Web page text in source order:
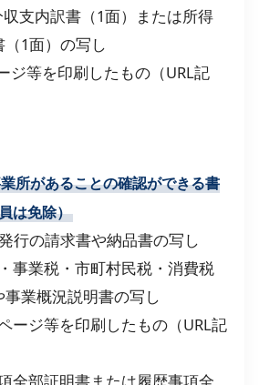
内訳書（1面）または所得
1面）の写し
等を印刷したもの（URL記
所があることの確認ができる書
は免除）
の請求書や納品書の写し
税・市町村民税・消費税
業概況説明書の写し
等を印刷したもの（URL記